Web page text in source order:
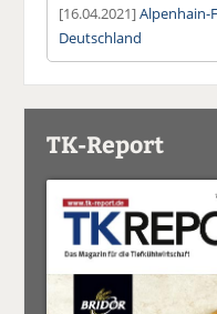
[16.04.2021]
Deutschland
TK-Report